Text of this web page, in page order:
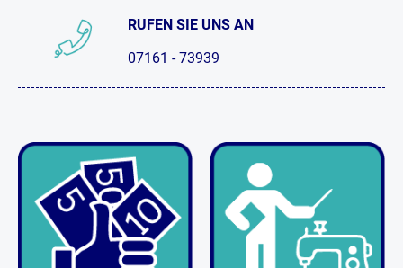
RUFEN SIE UNS AN
07161 - 73939